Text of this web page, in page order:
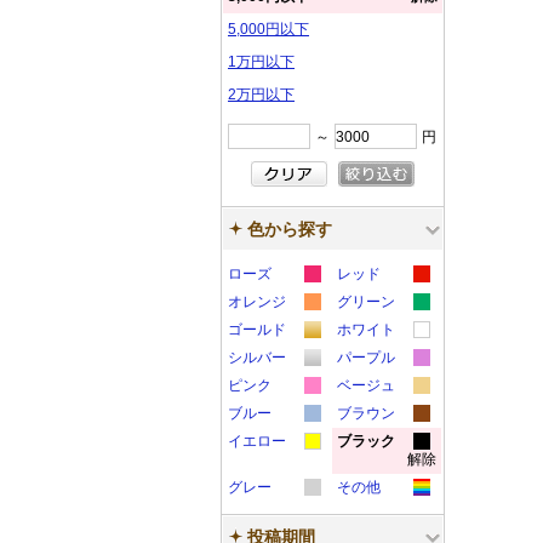
5,000円以下
1万円以下
2万円以下
～ 円
色から探す
ローズ
カ
ラ
レッド
カ
ラ
ル
オレンジ
カ
ラ
ル
グリーン
カ
ラ
プ
ル
ゴールド
カ
ラ
プ
ル
ホワイト
カ
ラ
ン
プ
シルバー
カ
ラ
ー
ン
プ
パープル
カ
ラ
サ
ン
ピンク
カ
ラ
サ
ン
ベージュ
カ
ラ
ー
サ
ブルー
カ
ー
ブラウン
カ
ラ
ー
イエロー
ラ
ブラック
カ
ラ
解除
グレー
カ
ラ
その他
カ
ラ
投稿期間